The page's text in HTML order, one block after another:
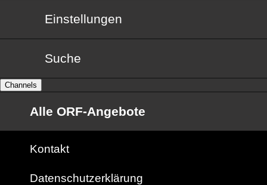
Einstellungen
Suche
Channels
Alle ORF-Angebote
Kontakt
Datenschutzerklärung